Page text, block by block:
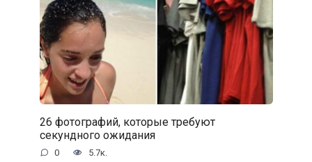
26 фотографий, которые требуют
секундного ожидания
0 5.7к.